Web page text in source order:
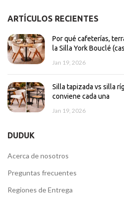
ARTÍCULOS RECIENTES
Por qué cafeterías,
la Silla York Bouclé
Jan 19, 2026
Silla tapizada vs silla
conviene cada una
Jan 19, 2026
DUDUK
Acerca de nosotros
Preguntas frecuentes
Regiones de Entrega